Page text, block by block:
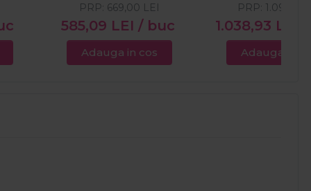
585,09 LEI / buc
PRP: 669,00 LEI
Adauga in cos
1.038,93 LEI
PRP: 1.093,61
Adauga in